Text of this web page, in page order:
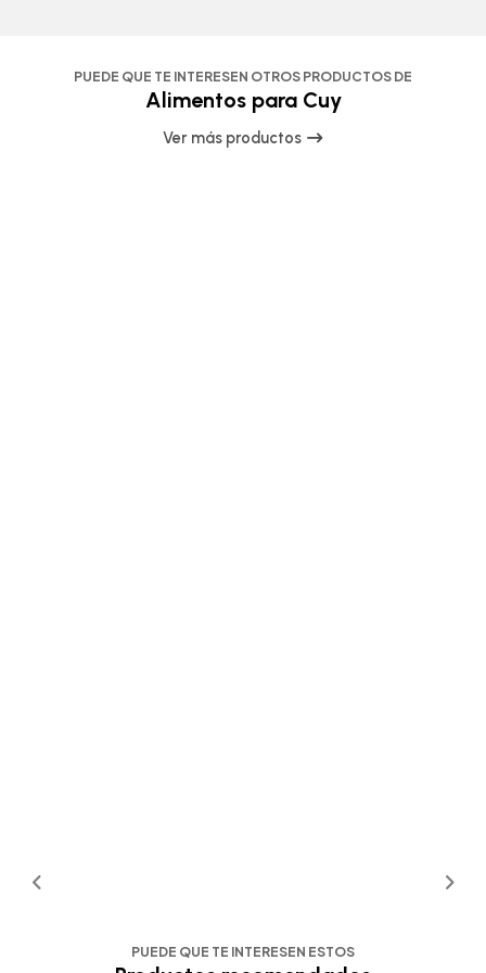
PUEDE QUE TE INTERESEN OTROS PRODUCTOS DE
Alimentos para Cuy
Ver más productos
PUEDE QUE TE INTERESEN ESTOS